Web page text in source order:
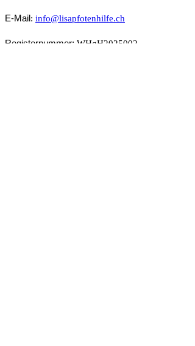
E-Mail: info@lisapfotenhilfe.ch
Registernummer: WHgH2025002